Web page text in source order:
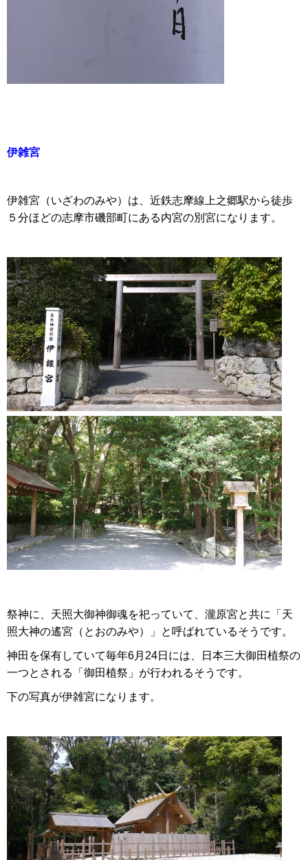
伊雑宮
伊雑宮（いざわのみや）は、近鉄志摩線上之郷駅から徒歩
５分ほどの志摩市磯部町にある内宮の別宮になります。
祭神に、天照大御神御魂を祀っていて、瀧原宮と共に「天
照大神の遙宮（とおのみや）」と呼ばれているそうです。
神田を保有していて毎年6月24日には、日本三大御田植祭の
一つとされる「御田植祭」が行われるそうです。
下の写真が伊雑宮になります。